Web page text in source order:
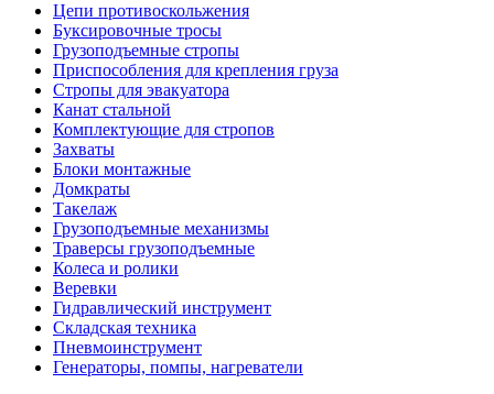
Цепи противоскольжения
Буксировочные тросы
Грузоподъемные стропы
Приспособления для крепления груза
Стропы для эвакуатора
Канат стальной
Комплектующие для стропов
Захваты
Блоки монтажные
Домкраты
Такелаж
Грузоподъемные механизмы
Траверсы грузоподъемные
Колеса и ролики
Веревки
Гидравлический инструмент
Складская техника
Пневмоинструмент
Генераторы, помпы, нагреватели